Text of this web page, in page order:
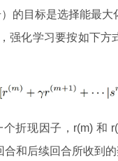
的目标是选择能最大
强化学习要按如下方
折现因子，r(m) 和
合和后续回合所收到